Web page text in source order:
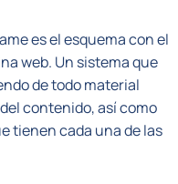
es el esquema con el
web. Un sistema que
de todo material
contenido, así como
tienen cada una de las